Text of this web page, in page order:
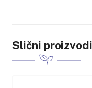
Slični proizvodi